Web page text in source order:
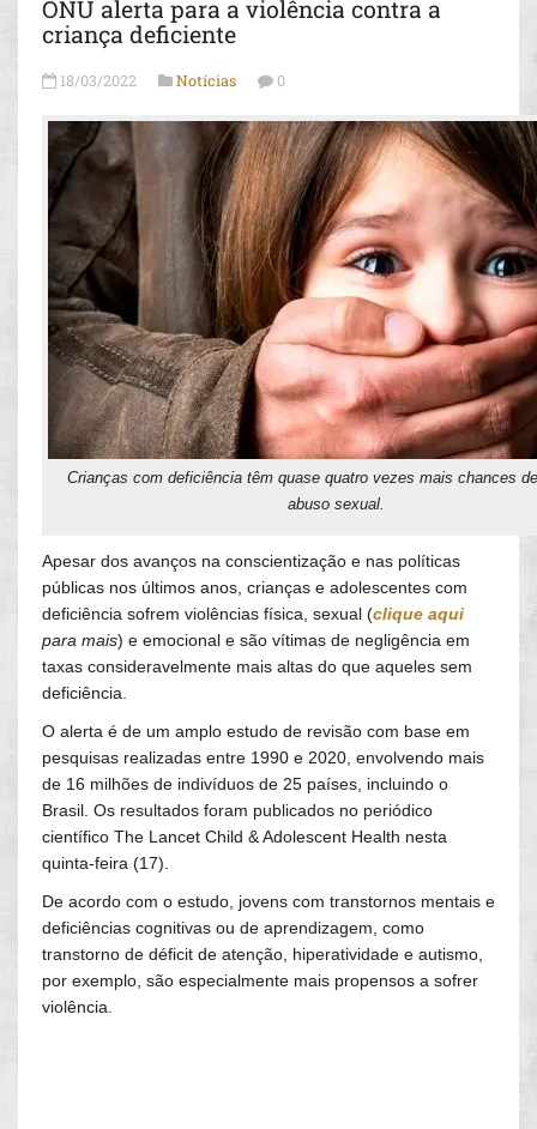
ONU alerta para a violência contra a
criança deficiente
18/03/2022 Notícias 0
Crianças com deficiência têm quase quatro vezes mais chances
abuso sexual.
Apesar dos avanços na conscientização e nas políticas
públicas nos últimos anos, crianças e adolescentes com
deficiência sofrem violências física, sexual (clique aqui
para mais) e emocional e são vítimas de negligência em
taxas consideravelmente mais altas do que aqueles sem
deficiência.
O alerta é de um amplo estudo de revisão com base em
pesquisas realizadas entre 1990 e 2020, envolvendo mais
de 16 milhões de indivíduos de 25 países, incluindo o
Brasil. Os resultados foram publicados no periódico
científico The Lancet Child & Adolescent Health nesta
quinta-feira (17).
De acordo com o estudo, jovens com transtornos mentais e
deficiências cognitivas ou de aprendizagem, como
transtorno de déficit de atenção, hiperatividade e autismo,
por exemplo, são especialmente mais propensos a sofrer
violência.